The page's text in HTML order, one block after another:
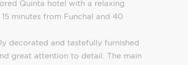
Quinta hotel with a relaxing
minutes from Funchal and 40
decorated and tastefully furnished
great attention to detail. The main